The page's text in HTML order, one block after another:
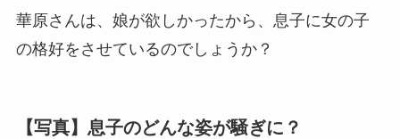
華原さんは、娘が欲しかったから、息子に女の子
の格好をさせているのでしょうか？
【写真】息子のどんな姿が騒ぎに？